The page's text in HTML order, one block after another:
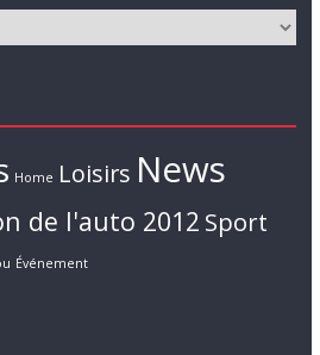
Home Loisirs News
de l'auto 2012 Sport
Événement